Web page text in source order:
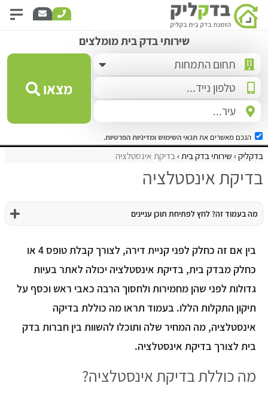
שירותי בדק בית מומלצים
מצאו
הנכם מאשרים אתתנאי השימושומדיניות הפרטיות.
בדקליק שירותי בדק בית בדיקת אינסטלציה
בדיקת אינסטלציה
מה בעמוד זה? לחץ לפתיחת תוכן עניינים
בין אם זה כחלק לפני קניית דירה, לצורך קבלת טופס 4 או
כחלק מבדק בית, בדיקת אינסטלציה יכולה לאתר בעיות
גדולות לפני שהן מחמירות ולחסוך הרבה כאבי ראש וכסף על
תיקון התקלות הללו. בעמוד תראו מה כוללת בדיקה
אינסטלציה, מה המחיר שלה ותוכלו להשוות בין חברות בדק
בית לצורך בדיקת אינסטלציה.
מה כוללת בדיקת אינסטלציה?